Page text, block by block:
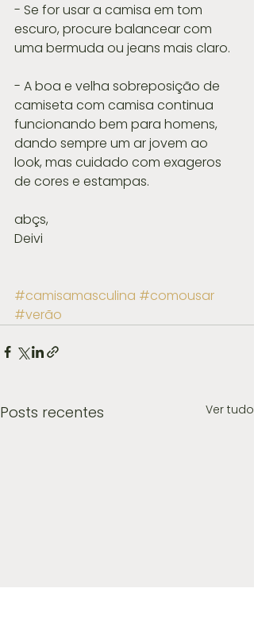
- Se for usar a camisa em tom
escuro, procure balancear com
uma bermuda ou jeans mais claro.
- A boa e velha sobreposição de
camiseta com camisa continua
funcionando bem para homens,
dando sempre um ar jovem ao
look, mas cuidado com exageros
de cores e estampas.
abçs,
Deivi
#camisamasculina #comousar
#verão
Posts recentes Ver tudo